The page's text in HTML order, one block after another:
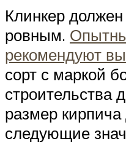
Клинкер
ровным.
рекомендуют
сорт с маркой
строительства
размер
следующие